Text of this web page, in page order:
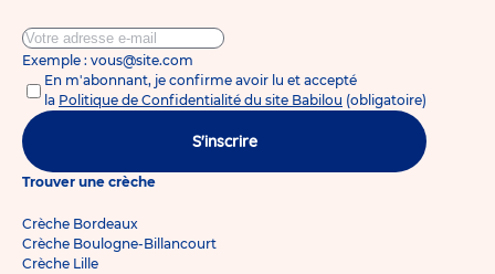
Exemple : vous@site.com
En m'abonnant, je confirme avoir lu et accepté
la Politique de Confidentialité du site Babilou (obligatoire)
S'inscrire
Trouver une crèche
Crèche Bordeaux
Crèche Boulogne-Billancourt
Crèche Lille